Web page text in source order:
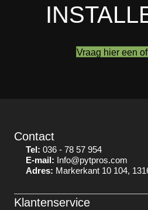
Vraag hier een
Contact
Tel: 036 - 78 57 954
E-mail: Info@pytpros.com
Adres: Markerkant 10 104,
Klantenservice